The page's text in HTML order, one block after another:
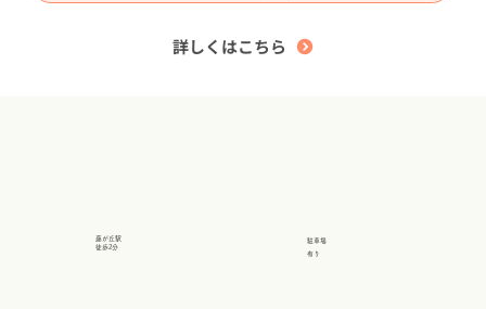
詳しくはこちら
藤が丘駅
​徒歩2分
駐車場
​有り